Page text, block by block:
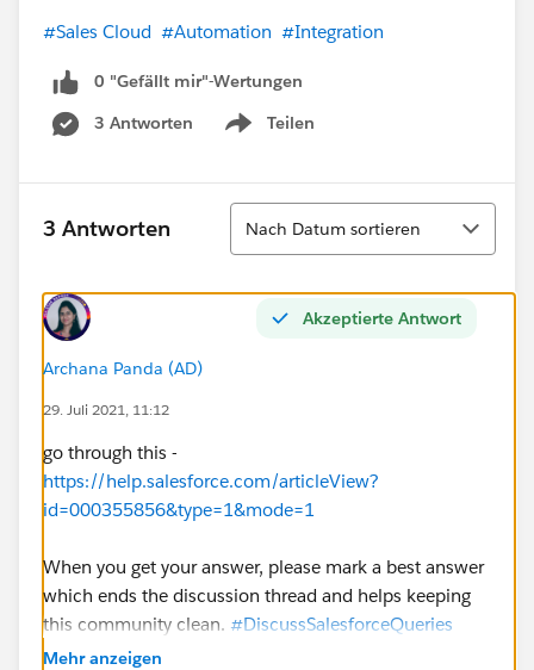
#Sales Cloud #Automation #Integration
0 "Gefällt mir"-Wertungen
3 Antworten
Teilen
Show menu
3 Antworten
Sortieren
Nach Datum sortieren
Akzeptierte Antwort
Archana Panda (AD)
29. Juli 2021, 11:12
go through this -
https://help.salesforce.com/articleView?
id=000355856&type=1&mode=1
When you get your answer, please mark a best answer
which ends the discussion thread and helps keeping
this community clean. #DiscussSalesforceQueries
Mehr anzeigen